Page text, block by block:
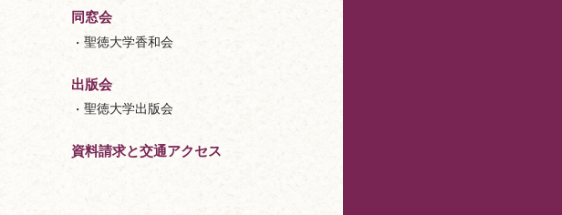
同窓会
聖徳大学香和会
出版会
聖徳大学出版会
資料請求と交通アクセス